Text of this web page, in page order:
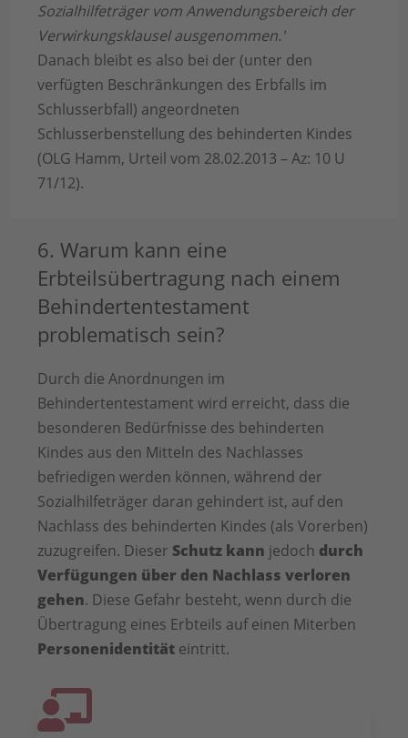
Sozialhilfeträger vom Anwendungsbereich der
Verwirkungsklausel ausgenommen.'
Danach bleibt es also bei der (unter den
verfügten Beschränkungen des Erbfalls im
Schlusserbfall) angeordneten
Schlusserbenstellung des behinderten Kindes
(OLG Hamm, Urteil vom 28.02.2013 – Az: 10 U
71/12).
6. Warum kann eine
Erbteilsübertragung nach einem
Behindertentestament
problematisch sein?
Durch die Anordnungen im
Behindertentestament wird erreicht, dass die
besonderen Bedürfnisse des behinderten
Kindes aus den Mitteln des Nachlasses
befriedigen werden können, während der
Sozialhilfeträger daran gehindert ist, auf den
Nachlass des behinderten Kindes (als Vorerben)
zuzugreifen. Dieser Schutz kann jedoch durch
Verfügungen über den Nachlass verloren
gehen. Diese Gefahr besteht, wenn durch die
Übertragung eines Erbteils auf einen Miterben
Personenidentitäteintritt.